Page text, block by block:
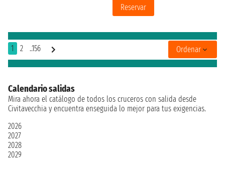
Reservar
1 2 ..156 Ordenar
Calendario salidas
Mira ahora el catálogo de todos los cruceros con salida desde
Civitavecchia y encuentra enseguida lo mejor para tus exigencias.
2026
2027
2028
2029